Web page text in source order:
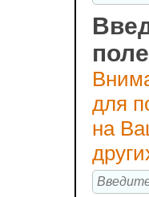
для
на